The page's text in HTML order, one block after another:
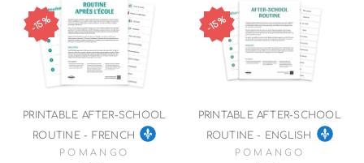
15%
PRINTABLE AFTER‑SCHOOL
ROUTINE - FRENCH
POMANGO
15%
PRINTABLE AFTER‑SCHOOL
ROUTINE - ENGLISH
POMANGO